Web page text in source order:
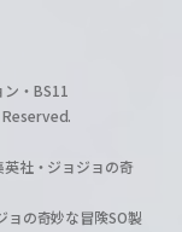
・BS11
社・ジョジョの奇
ョの奇妙な冒険SO製